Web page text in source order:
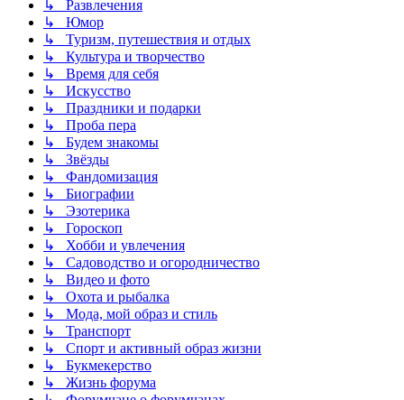
↳ Развлечения
↳ Юмор
↳ Туризм, путешествия и отдых
↳ Культура и творчество
↳ Время для себя
↳ Искусство
↳ Праздники и подарки
↳ Проба пера
↳ Будем знакомы
↳ Звёзды
↳ Фандомизация
↳ Биографии
↳ Эзотерика
↳ Гороскоп
↳ Хобби и увлечения
↳ Садоводство и огородничество
↳ Видео и фото
↳ Охота и рыбалка
↳ Мода, мой образ и стиль
↳ Транспорт
↳ Спорт и активный образ жизни
↳ Букмекерство
↳ Жизнь форума